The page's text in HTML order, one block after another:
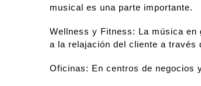
musical es una parte importante.
Wellness y Fitness: La música
a la relajación del cliente a través
Oficinas: En centros de negocios